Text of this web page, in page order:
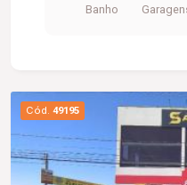
Banho
Cód. 49195